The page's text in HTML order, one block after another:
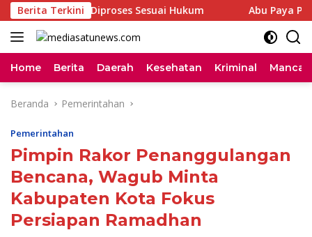
Langsung
ke
konten
Berita Terkini
Tamiang Diproses Sesuai Hukum Abu Paya Pasi
Home Berita Daerah Kesehatan Kriminal
Beranda Pemerintahan
Pemerintahan
Pimpin Rakor Penanggulangan
Bencana, Wagub Minta
Kabupaten Kota Fokus
Persiapan Ramadhan